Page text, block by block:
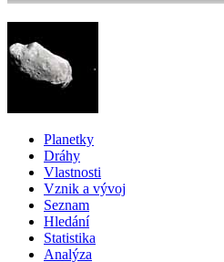
Planetky
Dráhy
Vlastnosti
Vznik a vývoj
Seznam
Hledání
Statistika
Analýza